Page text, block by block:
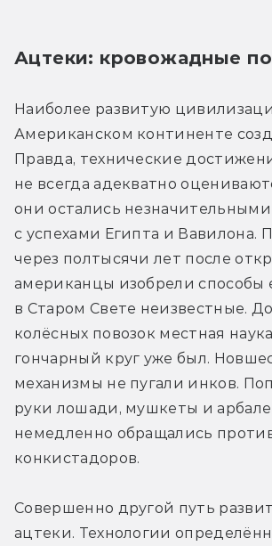
Ацтеки: кровожадные
Наиболее развитую
Американском континенте
Правда, технические
не всегда адекватно
они остались
с успехами Египта и Вавилона.
через полтысячи лет после
американцы изобрели способы
в Старом Свете неизвестные.
колёсных повозок местная
гончарный круг уже был.
механизмы не пугали инков.
руки лошади, мушкеты и
немедленно обращались
конкистадоров.
Совершенно другой путь
ацтеки. Технологии